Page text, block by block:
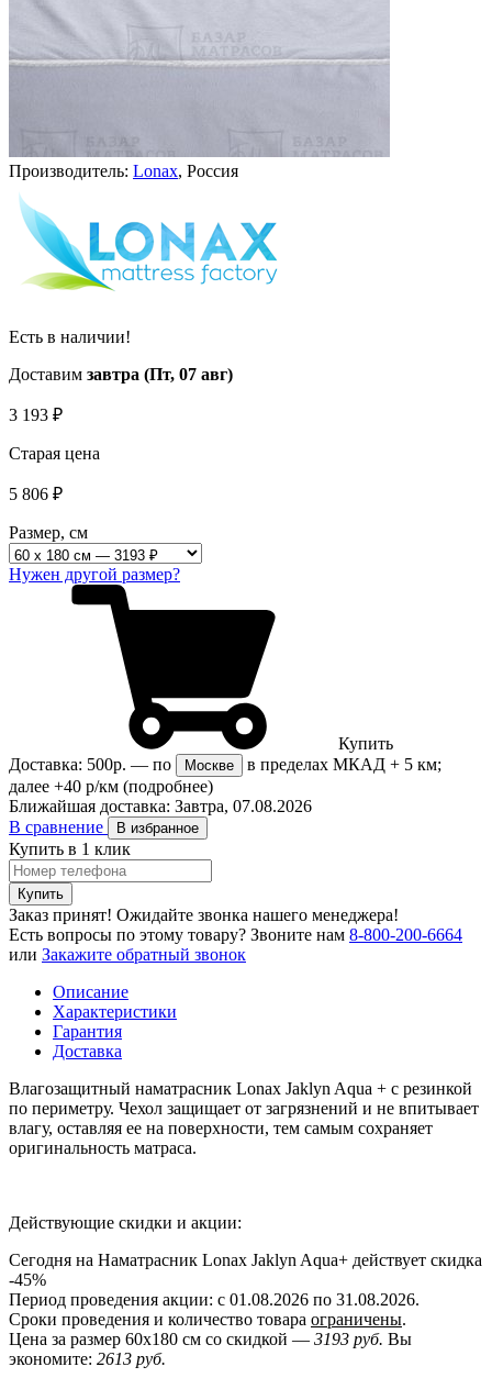
Производитель: Lonax, Россия
Есть в наличии!
Доставим завтра (Пт, 07 авг)
3 193 ₽
Старая цена
5 806 ₽
Размер, см
Нужен другой размер?
Купить
Доставка: 500р. — по Москве
в пределах МКАД + 5 км;
далее +40 р/км (подробнее)
Ближайшая доставка: Завтра, 07.08.2026
В сравнение
В избранное
Купить в 1 клик
Купить
Заказ принят! Ожидайте звонка нашего менеджера!
Есть вопросы по этому товару? Звоните нам 8-800-200-6664
или Закажите обратный звонок
Описание
Характеристики
Гарантия
Доставка
Влагозащитный наматрасник Lonax Jaklyn Aqua + с резинкой
по периметру. Чехол защищает от загрязнений и не впитывает
влагу, оставляя ее на поверхности, тем самым сохраняет
оригинальность матраса.
Действующие скидки и акции:
Сегодня на Наматрасник Lonax Jaklyn Aqua+ действует скидка
-45%
Период проведения акции: с 01.08.2026 по 31.08.2026.
Сроки проведения и количество товара ограничены.
Цена за размер 60x180 см со скидкой — 3193 руб. Вы
экономите: 2613 руб.